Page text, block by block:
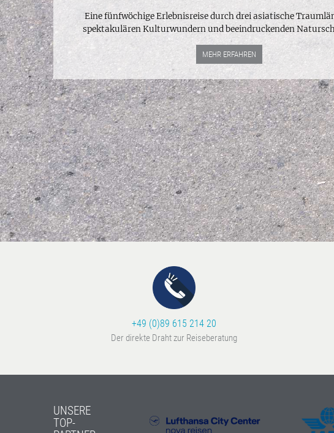
Eine fünfwöchige Erlebnisreise durch drei asiatische
spektakulären Kulturwundern und beeindruckenden
MEHR ERFAHREN
+49 (0)89 615 214 20
Der direkte Draht zur Reiseberatung
UNSERE
TOP-